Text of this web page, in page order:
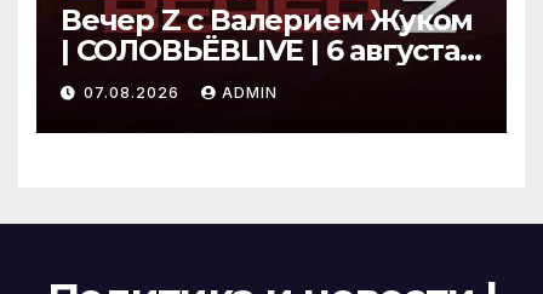
Вечер Z с Валерием Жуком
| СОЛОВЬЁВLIVE | 6 августа
2026 года
07.08.2026 ADMIN